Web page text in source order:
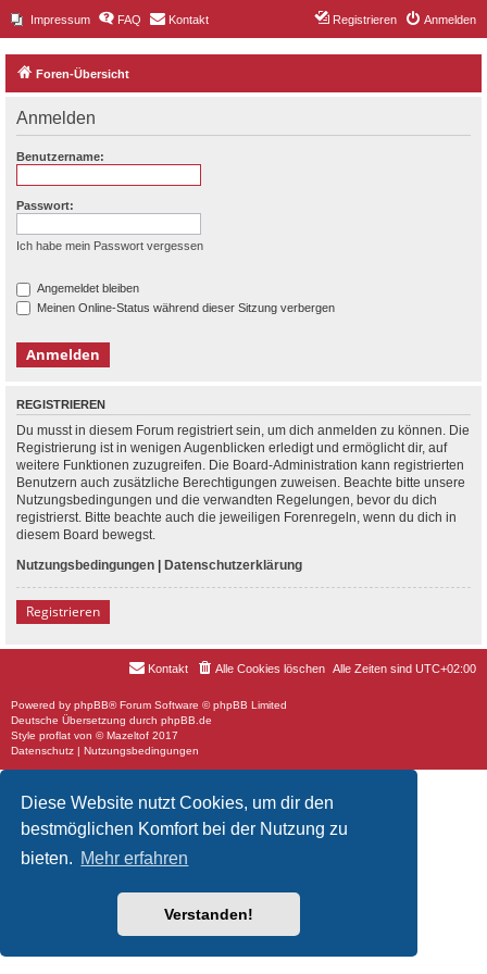
Diese Website nutzt Cookies, um dir den
bestmöglichen Komfort bei der Nutzung zu
bieten. Mehr erfahren
Verstanden!
Impressum FAQ Kontakt Anmelden
Registrieren
Foren-Übersicht
Anmelden
Benutzername:
Passwort:
Ich habe mein Passwort vergessen
Angemeldet bleiben
Meinen Online-Status während dieser Sitzung verbergen
REGISTRIEREN
Du musst in diesem Forum registriert sein, um dich anmelden zu können. Die
Registrierung ist in wenigen Augenblicken erledigt und ermöglicht dir, auf
weitere Funktionen zuzugreifen. Die Board-Administration kann registrierten
Benutzern auch zusätzliche Berechtigungen zuweisen. Beachte bitte unsere
Nutzungsbedingungen und die verwandten Regelungen, bevor du dich
registrierst. Bitte beachte auch die jeweiligen Forenregeln, wenn du dich in
diesem Board bewegst.
Nutzungsbedingungen | Datenschutzerklärung
Registrieren
Alle Zeiten sind UTC+02:00
Alle Cookies löschen
Kontakt
Powered by phpBB® Forum Software © phpBB Limited
Deutsche Übersetzung durch phpBB.de
Style proflat von ©Mazeltof 2017
Datenschutz | Nutzungsbedingungen